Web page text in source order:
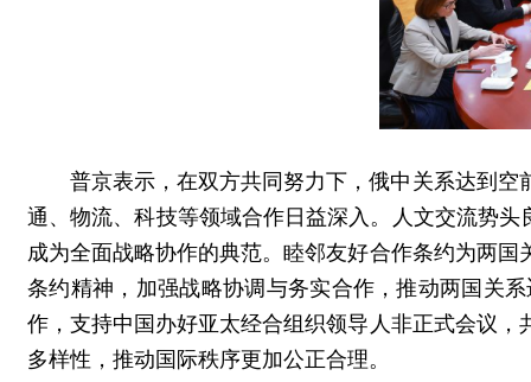
普京表示，在双方共同努力下，俄中关系达到
通、物流、科技等领域合作日益深入。人文交流势
成为全面战略协作的典范。睦邻友好合作条约为两
条约精神，加强战略协调与务实合作，推动两国关
作，支持中国办好亚太经合组织领导人非正式会议
多样性，推动国际秩序更加公正合理。